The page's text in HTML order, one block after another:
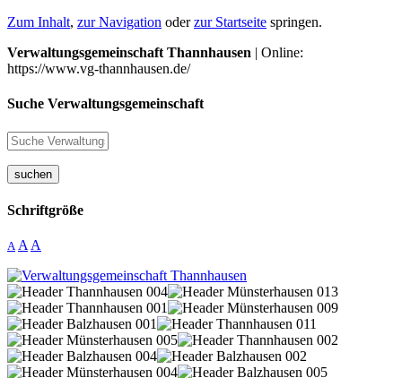
Zum Inhalt, zur Navigation oderzur Startseite springen.
Verwaltungsgemeinschaft Thannhausen | Online:
https://www.vg-thannhausen.de/
Suche Verwaltungsgemeinschaft
suchen
Schriftgröße
A A A